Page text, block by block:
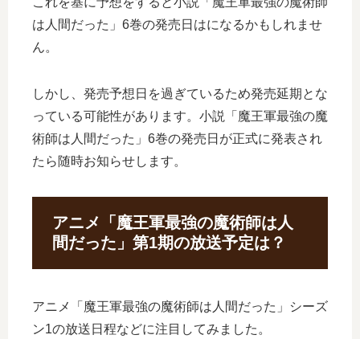
は人間だった」6巻の発売日はになるかもしれませ
ん。
しかし、発売予想日を過ぎているため発売延期とな
っている可能性があります。小説「魔王軍最強の魔
術師は人間だった」6巻の発売日が正式に発表され
たら随時お知らせします。
アニメ「魔王軍最強の魔術師は人
間だった」第1期の放送予定は？
アニメ「魔王軍最強の魔術師は人間だった」シーズ
ン1の放送日程などに注目してみました。